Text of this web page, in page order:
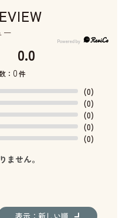
ー
0.0
： 0件
(0)
(0)
(0)
(0)
(0)
ません。
表示：新しい順